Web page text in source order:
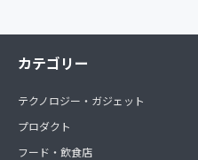
カテゴリー
テクノロジー・ガジェット
プロダクト
フード・飲食店